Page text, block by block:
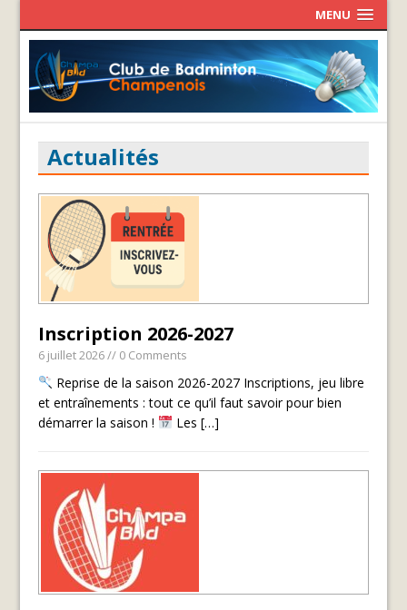
MENU
Actualités
Inscription 2026-2027
6 juillet 2026// 0 Comments
Reprise de la saison 2026-2027 Inscriptions, jeu libre
et entraînements : tout ce qu’il faut savoir pour bien
démarrer la saison !
Les[…]